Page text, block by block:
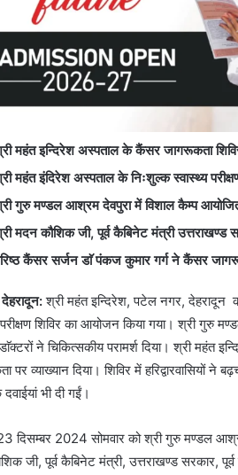
महंत इन्दिरेश अस्पताल के कैंसर जागरूकता शिविर
महंत इंदिरेश अस्पताल के निःशुल्क स्वास्थ्य
गुरु मण्डल आश्रम देवपुरा में विशाल कैम्प
मदन कौशिक जी, पूर्व कैबिनेट मंत्री उत्तराखण्ड
कैंसर सर्जन डाॅ पंकज कुमार गर्ग ने कैंसर
देहरादून:श्री महंत इन्दिरेश, पटेल नगर, देहरादून
परीक्षण शिविर का आयोजन किया गया। श्री गुरु
डाॅक्टरों ने चिकित्सकीय परामर्श दिया। श्री
पर व्याख्यान दिया। शिविर में हरिद्वारवासियों
भी दी गईं।
दिसम्बर 2024 सोमवार को श्री गुरु मण्डल
जी, पूर्व कैबिनेट मंत्री, उत्तराखण्ड सरकार, पूर्व